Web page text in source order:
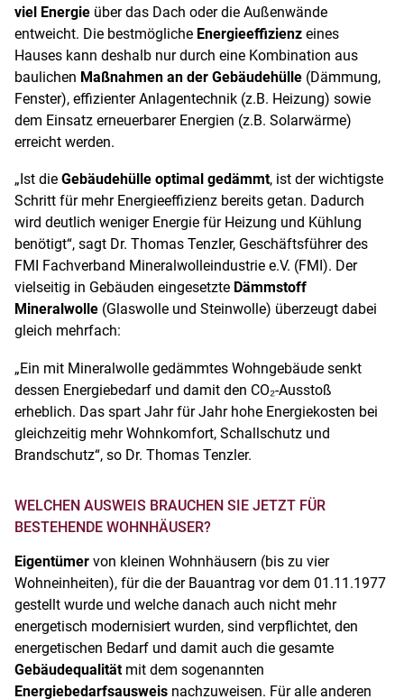
viel Energie über das Dach oder die Außenwände
entweicht. Die bestmögliche Energieeffizienz eines
Hauses kann deshalb nur durch eine Kombination aus
baulichen Maßnahmen an der Gebäudehülle (Dämmung,
Fenster), effizienter Anlagentechnik (z.B. Heizung) sowie
dem Einsatz erneuerbarer Energien (z.B. Solarwärme)
erreicht werden.
„Ist die Gebäudehülle optimal gedämmt, ist der wichtigste
Schritt für mehr Energieeffizienz bereits getan. Dadurch
wird deutlich weniger Energie für Heizung und Kühlung
benötigt“, sagt Dr. Thomas Tenzler, Geschäftsführer des
FMI Fachverband Mineralwolleindustrie e.V. (FMI). Der
vielseitig in Gebäuden eingesetzte Dämmstoff
Mineralwolle (Glaswolle und Steinwolle) überzeugt dabei
gleich mehrfach:
„Ein mit Mineralwolle gedämmtes Wohngebäude senkt
dessen Energiebedarf und damit den CO₂-Ausstoß
erheblich. Das spart Jahr für Jahr hohe Energiekosten bei
gleichzeitig mehr Wohnkomfort, Schallschutz und
Brandschutz“, so Dr. Thomas Tenzler.
WELCHEN AUSWEIS BRAUCHEN SIE JETZT FÜR
BESTEHENDE WOHNHÄUSER?
Eigentümer von kleinen Wohnhäusern (bis zu vier
Wohneinheiten), für die der Bauantrag vor dem 01.11.1977
gestellt wurde und welche danach auch nicht mehr
energetisch modernisiert wurden, sind verpflichtet, den
energetischen Bedarf und damit auch die gesamte
Gebäudequalitätmit dem sogenannten
Energiebedarfsausweis nachzuweisen. Für alle anderen